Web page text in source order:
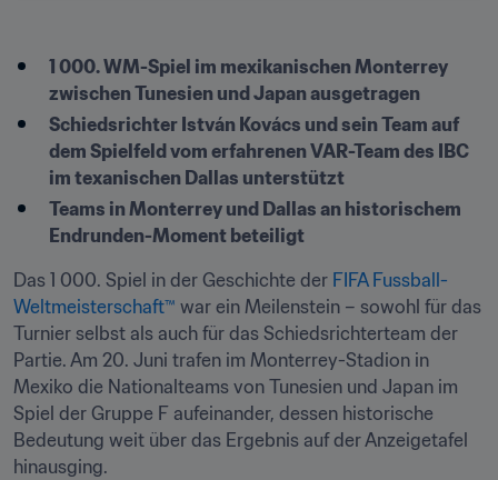
1 000. WM-Spiel im mexikanischen Monterrey
zwischen Tunesien und Japan ausgetragen
Schiedsrichter István Kovács und sein Team auf
dem Spielfeld vom erfahrenen VAR-Team des IBC
im texanischen Dallas unterstützt
Teams in Monterrey und Dallas an historischem
Endrunden-Moment beteiligt
Das 1 000. Spiel in der Geschichte der FIFA Fussball-
Weltmeisterschaft™ war ein Meilenstein – sowohl für das
Turnier selbst als auch für das Schiedsrichterteam der
Partie. Am 20. Juni trafen im Monterrey-Stadion in
Mexiko die Nationalteams von Tunesien und Japan im
Spiel der Gruppe F aufeinander, dessen historische
Bedeutung weit über das Ergebnis auf der Anzeigetafel
hinausging.